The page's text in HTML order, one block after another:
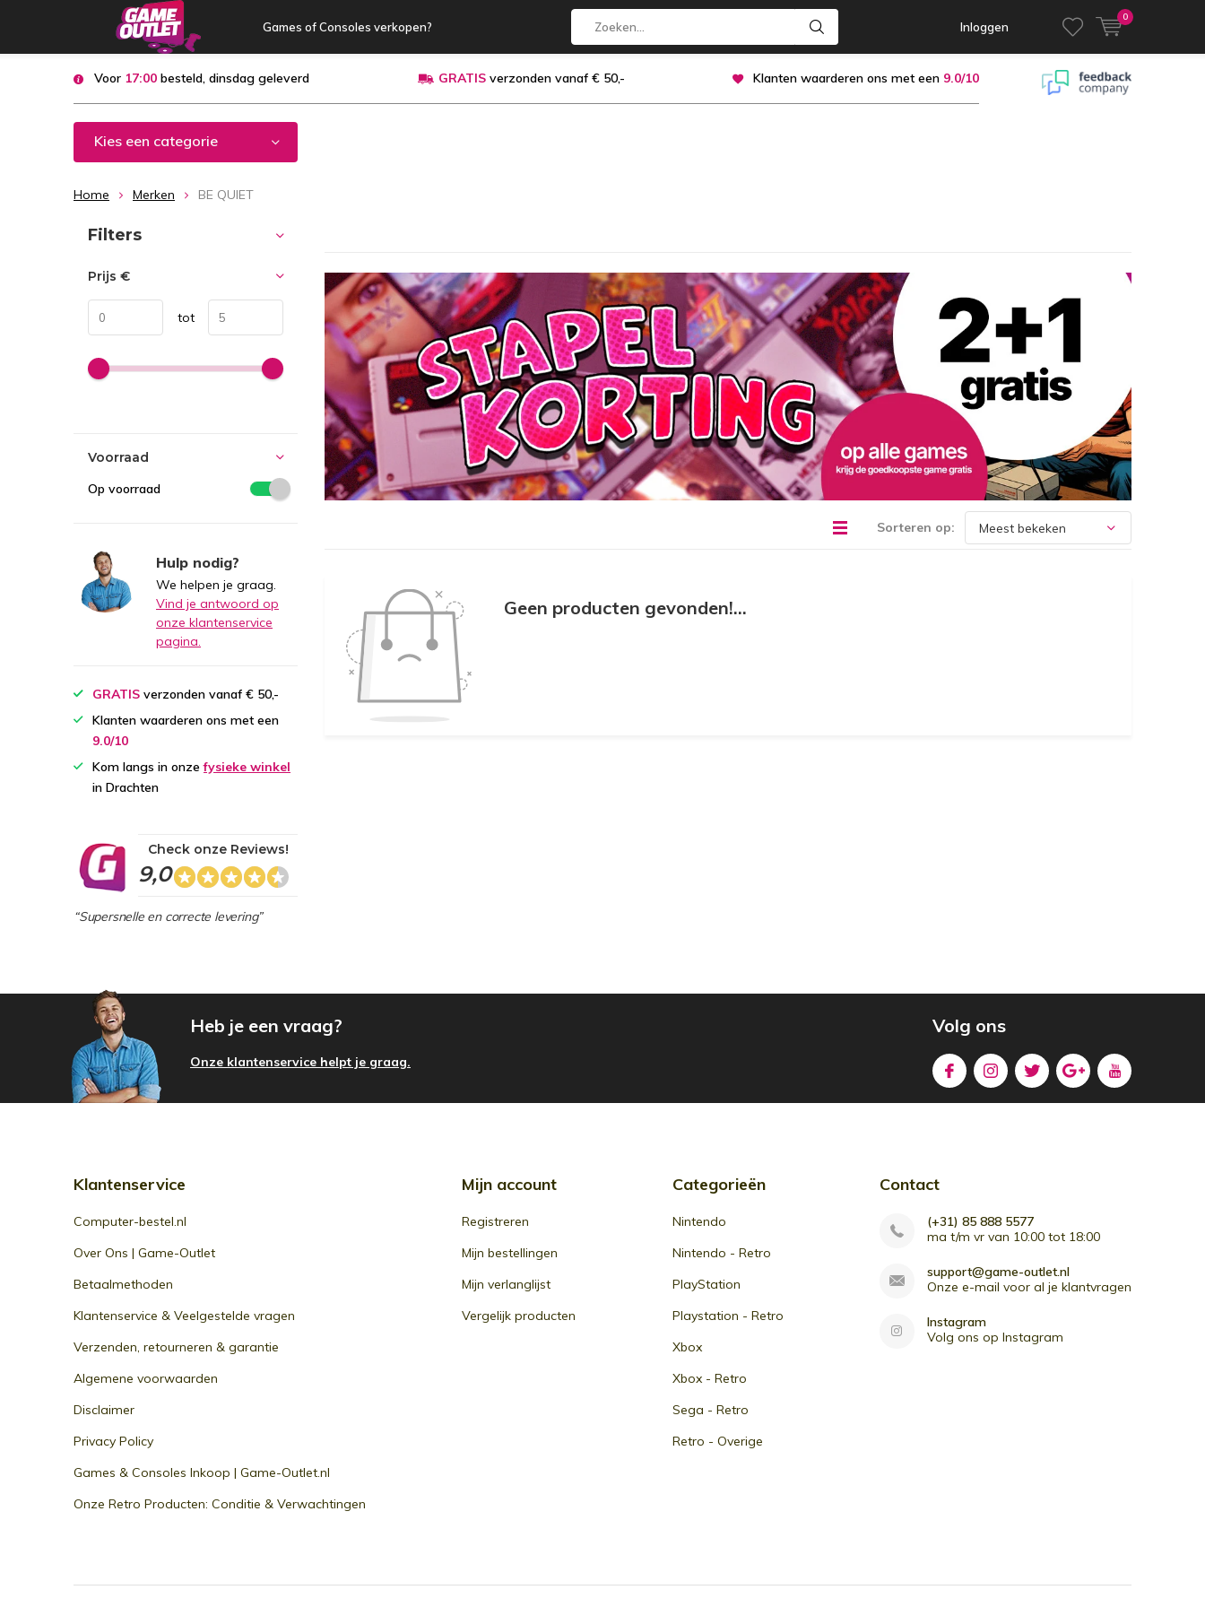
Games of Consoles verkopen? Inloggen
0
Voor 17:00 besteld, dinsdag geleverd GRATISverzonden vanaf € 50,- Klanten waarderen ons met een 9.0/10
Kies een categorie
Home Merken BE QUIET
Sorteren op:
Geen producten gevonden!...
Sorteren op:
Filters
Prijs €
tot
Voorraad
Op voorraad
Hulp nodig?
We helpen je graag.
Vind je antwoord op
onze klantenservice
pagina.
GRATIS verzonden vanaf € 50,-
Klanten waarderen ons met een
9.0/10
Kom langs in onzefysieke winkel
in Drachten
9,0
Check onze Reviews!
“Supersnelle en correcte levering”
Heb je een vraag?
Onze klantenservice helpt je graag.
Volg ons
Klantenservice
Computer-bestel.nl
Over Ons | Game-Outlet
Betaalmethoden
Klantenservice & Veelgestelde vragen
Verzenden, retourneren & garantie
Algemene voorwaarden
Disclaimer
Privacy Policy
Games & Consoles Inkoop | Game-Outlet.nl
Onze Retro Producten: Conditie & Verwachtingen
Mijn account
Registreren
Mijn bestellingen
Mijn verlanglijst
Vergelijk producten
Categorieën
Nintendo
Nintendo - Retro
PlayStation
Playstation - Retro
Xbox
Xbox - Retro
Sega - Retro
Retro - Overige
Contact
(+31) 85 888 5577
ma t/m vr van 10:00 tot 18:00
support@game-outlet.nl
Onze e-mail voor al je klantvragen
Instagram
Volg ons op Instagram